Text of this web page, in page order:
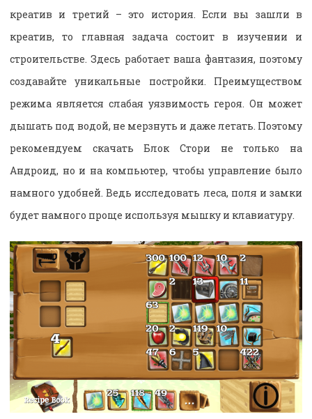
креатив и третий – это история. Если вы зашли в
креатив, то главная задача состоит в изучении и
строительстве. Здесь работает ваша фантазия, поэтому
создавайте уникальные постройки. Преимуществом
режима является слабая уязвимость героя. Он может
дышать под водой, не мерзнуть и даже летать. Поэтому
рекомендуем скачать Блок Стори не только на
Андроид, но и на компьютер, чтобы управление было
намного удобней. Ведь исследовать леса, поля и замки
будет намного проще используя мышку и клавиатуру.